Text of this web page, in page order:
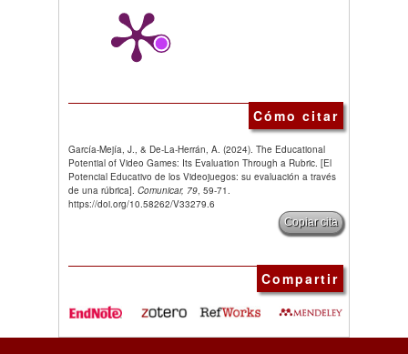
Cómo citar
García-Mejía, J., & De-La-Herrán, A. (2024). The Educational
Potential of Video Games: Its Evaluation Through a Rubric. [El
Potencial Educativo de los Videojuegos: su evaluación a través
de una rúbrica]. Comunicar, 79, 59-71.
https://doi.org/10.58262/V33279.6
Copiar cita
Compartir